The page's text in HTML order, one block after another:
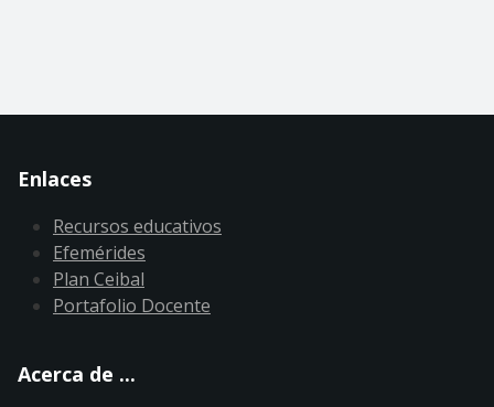
Enlaces
Recursos educativos
Efemérides
Plan Ceibal
Portafolio Docente
Acerca de ...